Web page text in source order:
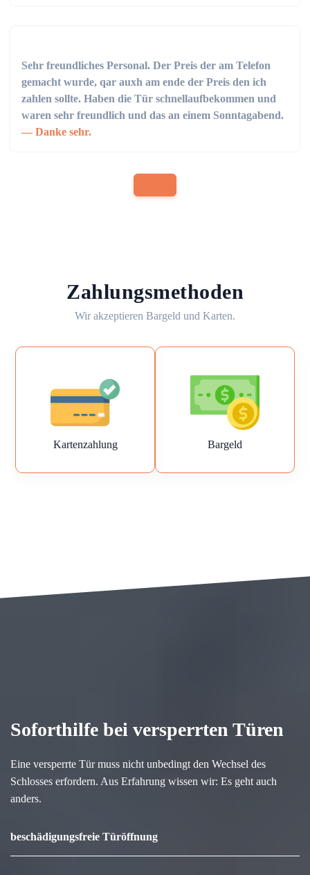
Sehr freundliches Personal. Der Preis der am Telefon
gemacht wurde, qar auxh am ende der Preis den ich
zahlen sollte. Haben die Tür schnellaufbekommen und
waren sehr freundlich und das an einem Sonntagabend.
Danke sehr.
Zahlungsmethoden
Wir akzeptieren Bargeld und Karten.
Kartenzahlung Bargeld
Soforthilfe bei versperrten Türen
Eine versperrte Tür muss nicht unbedingt den Wechsel des
Schlosses erfordern. Aus Erfahrung wissen wir: Es geht auch
anders.
beschädigungsfreie Türöffnung